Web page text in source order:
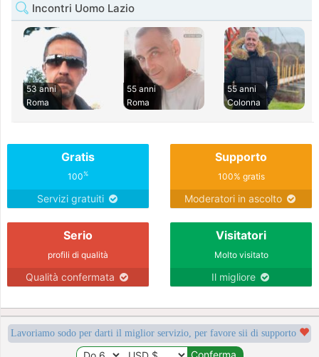
Incontri Uomo Lazio
53 anni
Roma
55 anni
Roma
55 anni
Colonna
Gratis
100%
Servizi gratuiti
Supporto
100% gratis
Moderatori in ascolto
Serio
profili di qualità
Qualità confermata
Visitatori
Molto visitato
Il migliore
Lavoriamo sodo per darti il miglior servizio, per favore sii di supporto